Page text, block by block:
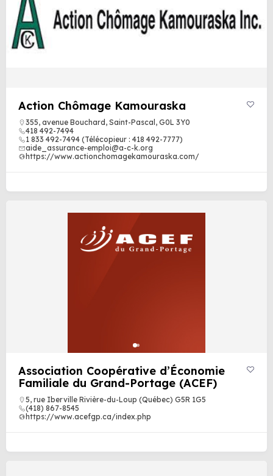
Action Chômage Kamouraska
355, avenue Bouchard, Saint-Pascal, G0L 3Y0
418 492-7494
1 833 492-7494 (Télécopieur : 418 492-7777)
aide_assurance-emploi@a-c-k.org
https://www.actionchomagekamouraska.com/
Association Coopérative d’Économie
Familiale du Grand-Portage (ACEF)
5, rue Iberville Rivière-du-Loup (Québec) G5R 1G5
(418) 867-8545
https://www.acefgp.ca/index.php